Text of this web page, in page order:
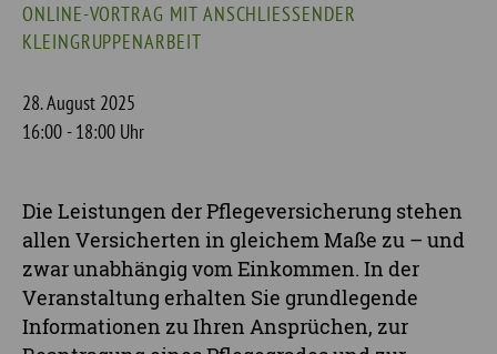
ONLINE-VORTRAG MIT ANSCHLIESSENDER K
LEINGRUPPENARBEIT
28. August 2025
16:00 - 18:00 Uhr
Die Leistungen der Pflegeversicherung stehen
allen Versicherten in gleichem Maße zu – und
zwar unabhängig vom Einkommen. In der
Veranstaltung erhalten Sie grundlegende
Informationen zu Ihren Ansprüchen, zur